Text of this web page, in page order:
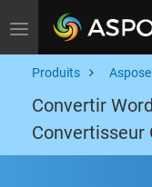
Toggle navigation
Produits
Convertir
Convertisseur